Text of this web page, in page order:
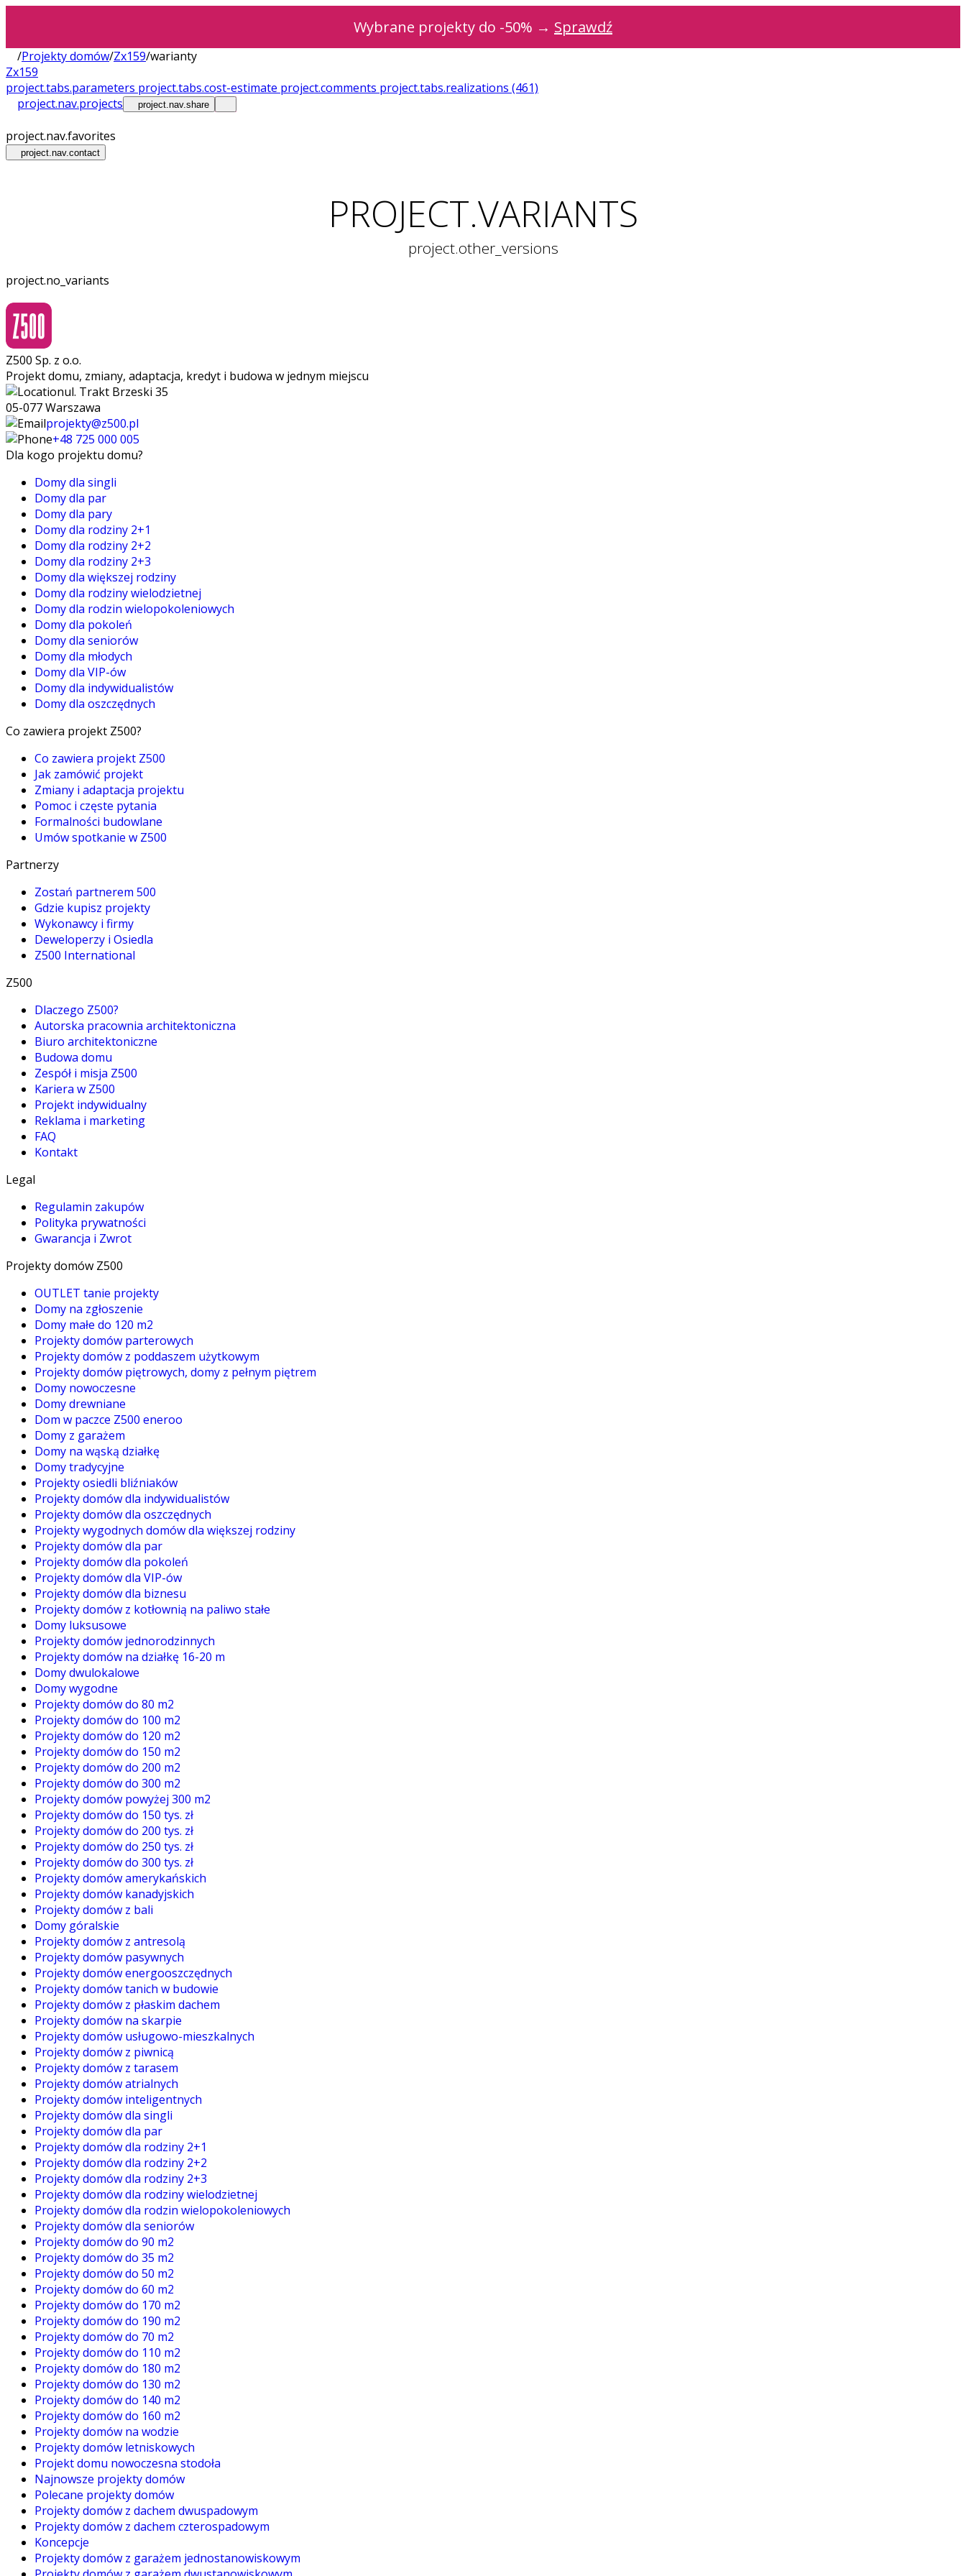
Wybrane projekty do -50% → Sprawdź
/Projekty domów/Zx159/warianty
Zx159
project.tabs.parameters project.tabs.cost-estimate project.comments project.tabs.realizations (461)
project.nav.projects
project.nav.share
project.nav.favorites
project.nav.contact
PROJECT.VARIANTS
project.other_versions
project.no_variants
Z500 Sp. z o.o.
Projekt domu, zmiany, adaptacja, kredyt i budowa w jednym miejscu
ul. Trakt Brzeski 35
05-077 Warszawa
projekty@z500.pl
+48 725 000 005
Dla kogo projektu domu?
Domy dla singli
Domy dla par
Domy dla pary
Domy dla rodziny 2+1
Domy dla rodziny 2+2
Domy dla rodziny 2+3
Domy dla większej rodziny
Domy dla rodziny wielodzietnej
Domy dla rodzin wielopokoleniowych
Domy dla pokoleń
Domy dla seniorów
Domy dla młodych
Domy dla VIP-ów
Domy dla indywidualistów
Domy dla oszczędnych
Co zawiera projekt Z500?
Co zawiera projekt Z500
Jak zamówić projekt
Zmiany i adaptacja projektu
Pomoc i częste pytania
Formalności budowlane
Umów spotkanie w Z500
Partnerzy
Zostań partnerem 500
Gdzie kupisz projekty
Wykonawcy i firmy
Deweloperzy i Osiedla
Z500 International
Z500
Dlaczego Z500?
Autorska pracownia architektoniczna
Biuro architektoniczne
Budowa domu
Zespół i misja Z500
Kariera w Z500
Projekt indywidualny
Reklama i marketing
FAQ
Kontakt
Legal
Regulamin zakupów
Polityka prywatności
Gwarancja i Zwrot
Projekty domów Z500
OUTLET tanie projekty
Domy na zgłoszenie
Domy małe do 120 m2
Projekty domów parterowych
Projekty domów z poddaszem użytkowym
Projekty domów piętrowych, domy z pełnym piętrem
Domy nowoczesne
Domy drewniane
Dom w paczce Z500 eneroo
Domy z garażem
Domy na wąską działkę
Domy tradycyjne
Projekty osiedli bliźniaków
Projekty domów dla indywidualistów
Projekty domów dla oszczędnych
Projekty wygodnych domów dla większej rodziny
Projekty domów dla par
Projekty domów dla pokoleń
Projekty domów dla VIP-ów
Projekty domów dla biznesu
Projekty domów z kotłownią na paliwo stałe
Domy luksusowe
Projekty domów jednorodzinnych
Projekty domów na działkę 16-20 m
Domy dwulokalowe
Domy wygodne
Projekty domów do 80 m2
Projekty domów do 100 m2
Projekty domów do 120 m2
Projekty domów do 150 m2
Projekty domów do 200 m2
Projekty domów do 300 m2
Projekty domów powyżej 300 m2
Projekty domów do 150 tys. zł
Projekty domów do 200 tys. zł
Projekty domów do 250 tys. zł
Projekty domów do 300 tys. zł
Projekty domów amerykańskich
Projekty domów kanadyjskich
Projekty domów z bali
Domy góralskie
Projekty domów z antresolą
Projekty domów pasywnych
Projekty domów energooszczędnych
Projekty domów tanich w budowie
Projekty domów z płaskim dachem
Projekty domów na skarpie
Projekty domów usługowo-mieszkalnych
Projekty domów z piwnicą
Projekty domów z tarasem
Projekty domów atrialnych
Projekty domów inteligentnych
Projekty domów dla singli
Projekty domów dla par
Projekty domów dla rodziny 2+1
Projekty domów dla rodziny 2+2
Projekty domów dla rodziny 2+3
Projekty domów dla rodziny wielodzietnej
Projekty domów dla rodzin wielopokoleniowych
Projekty domów dla seniorów
Projekty domów do 90 m2
Projekty domów do 35 m2
Projekty domów do 50 m2
Projekty domów do 60 m2
Projekty domów do 170 m2
Projekty domów do 190 m2
Projekty domów do 70 m2
Projekty domów do 110 m2
Projekty domów do 180 m2
Projekty domów do 130 m2
Projekty domów do 140 m2
Projekty domów do 160 m2
Projekty domów na wodzie
Projekty domów letniskowych
Projekt domu nowoczesna stodoła
Najnowsze projekty domów
Polecane projekty domów
Projekty domów z dachem dwuspadowym
Projekty domów z dachem czterospadowym
Koncepcje
Projekty domów z garażem jednostanowiskowym